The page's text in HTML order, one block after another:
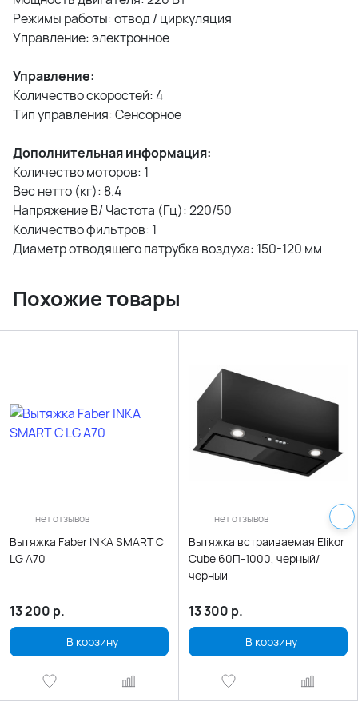
Режимы работы: отвод / циркуляция
Управление: электронное
Управление:
Количество скоростей: 4
Тип управления: Сенсорное
Дополнительная информация:
Количество моторов: 1
Вес нетто (кг): 8.4
Напряжение В/ Частота (Гц): 220/50
Количество фильтров: 1
Диаметр отводящего патрубка воздуха: 150-120 мм
Похожие товары
нет отзывов
Вытяжка Faber INKA SMART C
LG A70
13 200 р.
В корзину
нет отзывов
Вытяжка встраиваемая Elikor
Cube 60П-1000, черный/
черный
13 300 р.
В корзину